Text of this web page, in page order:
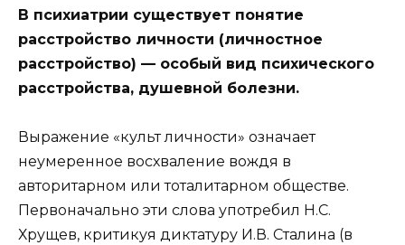
В психиатрии существует понятие
расстройство личности (личностное
расстройство) — особый вид психического
расстройства, душевной болезни.
Выражение «культ личности» означает
неумеренное восхваление вождя в
авторитарном или тоталитарном обществе.
Первоначально эти слова употребил Н.С.
Хрущев, критикуя диктатуру И.В. Сталина (в